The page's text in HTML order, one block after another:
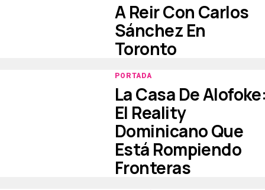
A Reir Con Carlos
Sánchez En
Toronto
PORTADA
La Casa De
El Reality
Dominicano Que
Está Rompiendo
Fronteras